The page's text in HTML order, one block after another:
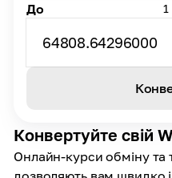
Конвертуйте свій
Онлайн-курси обміну та
До 1
64808.64296000